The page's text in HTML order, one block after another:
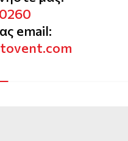
email: